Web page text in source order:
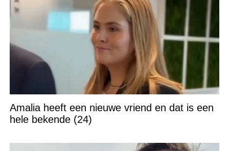
Amalia heeft een nieuwe vriend en dat is een
hele bekende (24)